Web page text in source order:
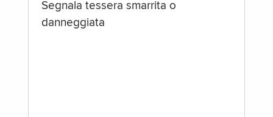
Segnala tessera smarrita o
danneggiata